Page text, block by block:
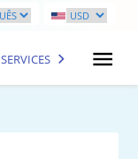
SERVICES